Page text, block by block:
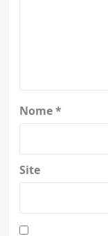
Nome*
Site